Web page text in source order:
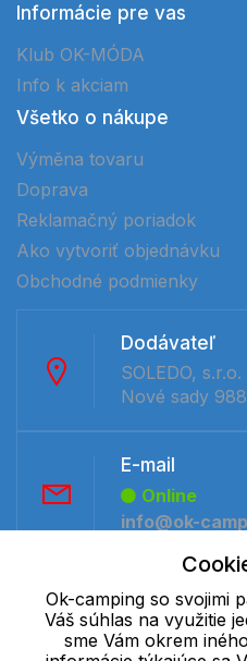
Informácie pre vas
Klub OK-MÓDA
Info k akciam
Všetko o nákupe
Výměna tovaru
Doprava
Reklamačný poriadok
Ako vytvoriť objednávku
Obchodné podmienky
Dodávateľ
SOLEDO,
Nové sady
E-mail
Online
info@ok-
Telefón:
Online
+421 277 270
Ok-camping so svojimi
Váš súhlas na využitie
sme Vám okrem